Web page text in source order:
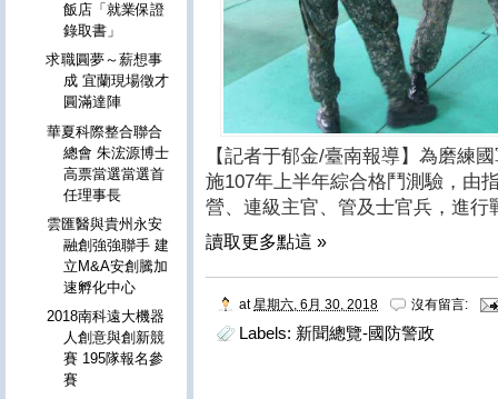
【記者于郁金/臺南報導】為磨練
施107年上半年綜合格鬥測驗，由
營、連級主官、管及士官兵，進
讀取更多點這 »
at 星期六, 6月 30, 2018 沒有留言:
Labels: 新聞總覽-國防警政
飯店「就業保證
錄取書」
求職圓夢～薪想事
成 宜蘭現場徵才
圓滿達陣
華夏科際整合聯合
總會 朱浤源博士
高票當選當選首
任理事長
雲匯醫與貴州永安
融創強強聯手 建
立M&A安創騰加
速孵化中心
2018南科遠大機器
人創意與創新競
賽 195隊報名參
賽